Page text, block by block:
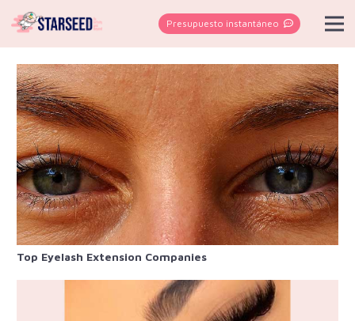
Presupuesto instantáneo
Top Eyelash Extension Companies